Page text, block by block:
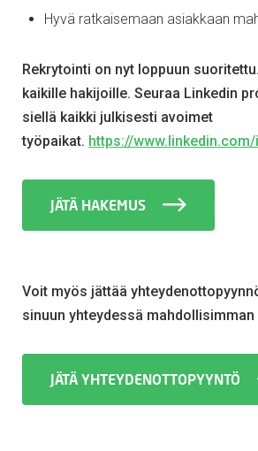
Hyvä ratkaisemaan asiakkaan
Rekrytointi on nyt loppuun
kaikille hakijoille. Seuraa Linkedin
siellä kaikki julkisesti avoimet
työpaikat. https://
JÄTÄ HAKEMUS
Voit myös jättää
sinuun yhteydessä mahdollisimman
JÄTÄ YHTEYDENOTTOPYYNTÖ